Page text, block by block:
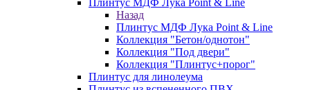
Плинтус МДФ Лука Point & Line
Назад
Плинтус МДФ Лука Point & Line
Коллекция "Бетон/однотон"
Коллекция "Под двери"
Коллекция "Плинтус+порог"
Плинтус для линолеума